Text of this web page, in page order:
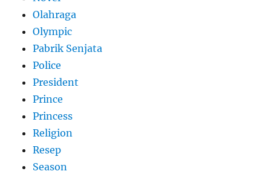
Olahraga
Olympic
Pabrik Senjata
Police
President
Prince
Princess
Religion
Resep
Season